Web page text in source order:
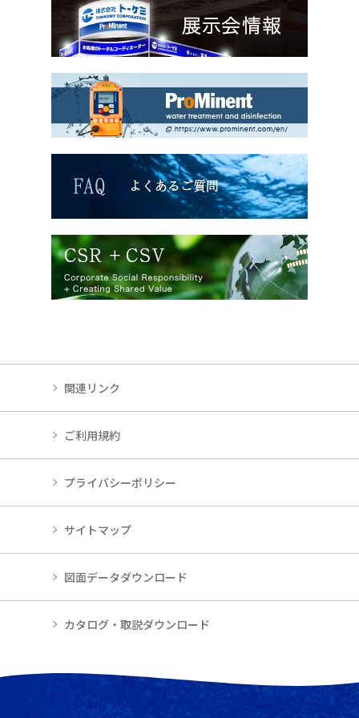
関連リンク
ご利用規約
プライバシーポリシー
サイトマップ
図面データダウンロード
カタログ・取説ダウンロード